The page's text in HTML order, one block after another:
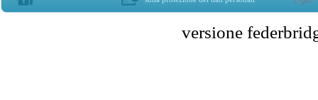
versione